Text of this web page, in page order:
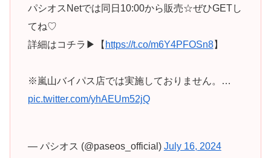
パシオスNetでは同日10:00から販売☆ぜひGETし
てね♡
詳細はコチラ▶【 https://t.co/m6Y4PFOSn8】
※嵐山バイパス店では実施しておりません。…
pic.twitter.com/yhAEUm52jQ
— パシオス (@paseos_official) July 16, 2024